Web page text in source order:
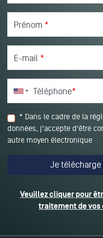
Prénom *
E-mail *
Téléphone*
* Dans le cadre de la
données, j'accepte d'être
autre moyen électronique
Veuillez cliquer pour
traitement de vos